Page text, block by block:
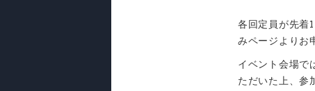
各回定員が先着
みページよりお
イベント会場で
ただいた上、参